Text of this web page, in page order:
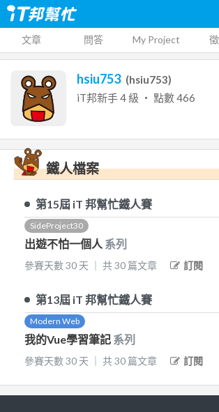
文章 問答 My Project
hsiu753 (hsiu753)
iT邦新手4 級 ‧ 點數466
鐵人檔案
第13屆 iT 邦幫忙鐵人賽
Modern Web
我的Vue學習筆記 系列
參賽天數30 天 共30 篇文章 訂閱
第15屆 iT 邦幫忙鐵人賽
SideProject30
出遊不怕一個人 系列
參賽天數30 天 共30 篇文章 訂閱